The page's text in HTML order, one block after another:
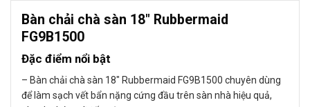
Bàn chải chà sàn 18″ Rubbermaid
FG9B1500
Đặc điểm nổi bật
– Bàn chải chà sàn 18″ Rubbermaid FG9B1500 chuyên dùng
để làm sạch vết bẩn nặng cứng đầu trên sàn nhà hiệu quả,